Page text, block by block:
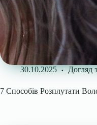
30.10.2025 Догляд
7 Способів Розплутати